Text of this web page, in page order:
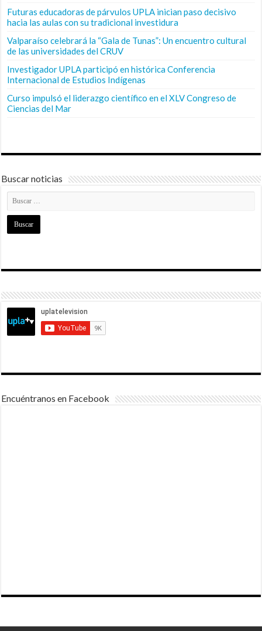
Futuras educadoras de párvulos UPLA inician paso decisivo
hacia las aulas con su tradicional investidura
Valparaíso celebrará la “Gala de Tunas”: Un encuentro cultural
de las universidades del CRUV
Investigador UPLA participó en histórica Conferencia
Internacional de Estudios Indígenas
Curso impulsó el liderazgo científico en el XLV Congreso de
Ciencias del Mar
Buscar noticias
Encuéntranos en Facebook